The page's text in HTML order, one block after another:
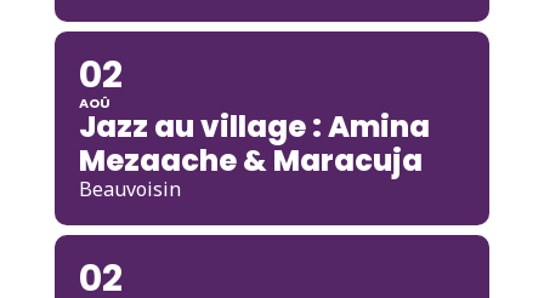
02
AOÛ
Jazz au village : Amina
Mezaache & Maracuja
Beauvoisin
02